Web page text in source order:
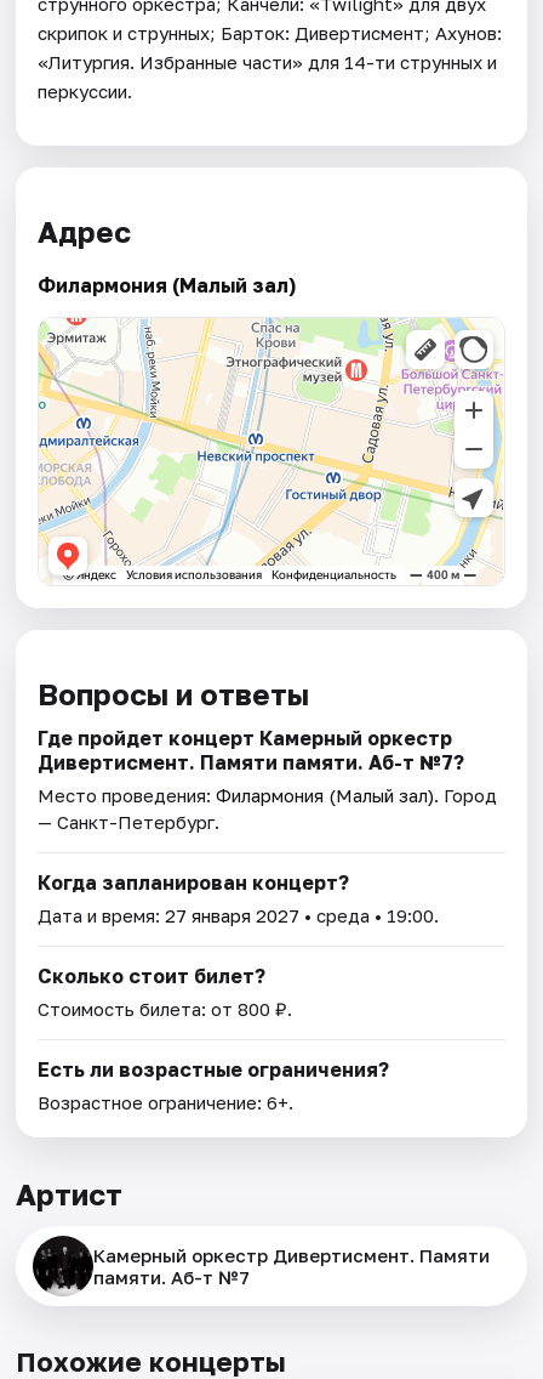
скрипок и струнных; Барток: Дивертисмент; Ахунов:
«Литургия. Избранные части» для 14-ти струнных и
перкуссии.
Адрес
Филармония (Малый зал)
Вопросы и ответы
Где пройдет концерт Камерный оркестр
Дивертисмент. Памяти памяти. Аб-т №7?
Место проведения:Филармония (Малый зал). Город
— Санкт-Петербург.
Когда запланирован концерт?
Дата и время:27 января 2027 • среда • 19:00.
Сколько стоит билет?
Стоимость билета: от 800 ₽.
Есть ли возрастные ограничения?
Возрастное ограничение: 6+.
Артист
Камерный оркестр Дивертисмент. Памяти
памяти. Аб-т №7
Похожие концерты